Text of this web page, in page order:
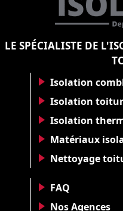
LE SPÉCIALISTE DE
Isolation
Isolation
Isolation
Matériaux
Nettoyage
FAQ
Nos Agences